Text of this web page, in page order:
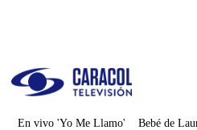
En vivo 'Yo Me Llamo' Bebé de